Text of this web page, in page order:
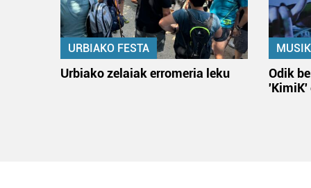
URBIAKO FESTA
Urbiako zelaiak erromeria leku
Odik
'KimiK'